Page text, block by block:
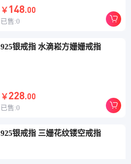
￥ 148.00
已售:0
925银戒指 水滴崧方姗姗戒指
￥228.00
已售:0
925银戒指 三姗花纹镂空戒指